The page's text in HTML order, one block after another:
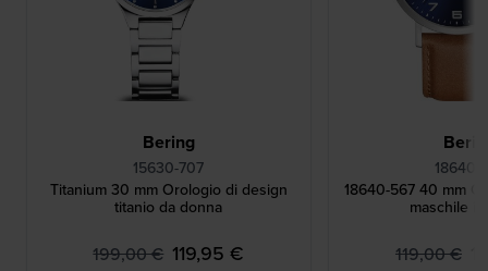
Bering
15630-707
Titanium 30 mm Orologio di design
titanio da donna
199,00 € 119,95 €
18640-
18640-567 40 mm
maschile
119,00 €